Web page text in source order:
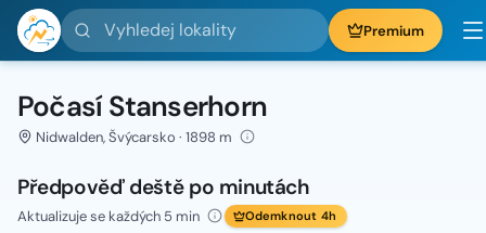
Vyhledej lokality Premium
Počasí Stanserhorn
Nidwalden, Švýcarsko · 1898 m
Předpověď deště po minutách
Aktualizuje se každých 5 min Odemknout 4h